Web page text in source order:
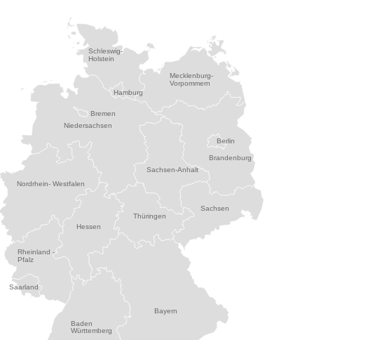
Baden
Württemberg
Bayern
Brandenburg
Hessen
Mecklenburg-
Vorpommern
Niedersachsen
Nordrhein- Westfalen
Rheinland -
Pfalz
Sachsen
Sachsen-Anhalt
Schleswig-
Holstein
Thüringen
Berlin
Bremen
Hamburg
Saarland